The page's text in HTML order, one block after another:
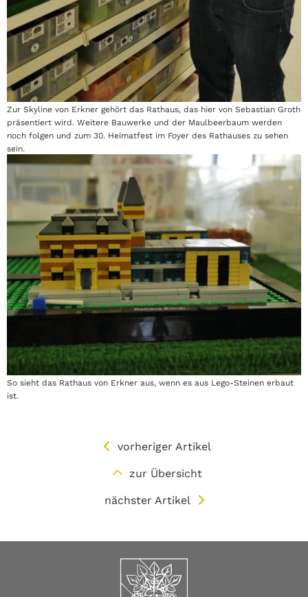
Zur Skyline von Erkner gehört das Rathaus, das hier von Sebastian Groth
präsentiert wird. Weitere Bauwerke und der Maulbeerbaum werden
noch folgen und zum 30. Heimatfest im Foyer des Rathauses zu sehen
sein.
So sieht das Rathaus von Erkner aus, wenn es aus Lego-Steinen erbaut
ist.
vorheriger Artikel
zur Übersicht
nächster Artikel